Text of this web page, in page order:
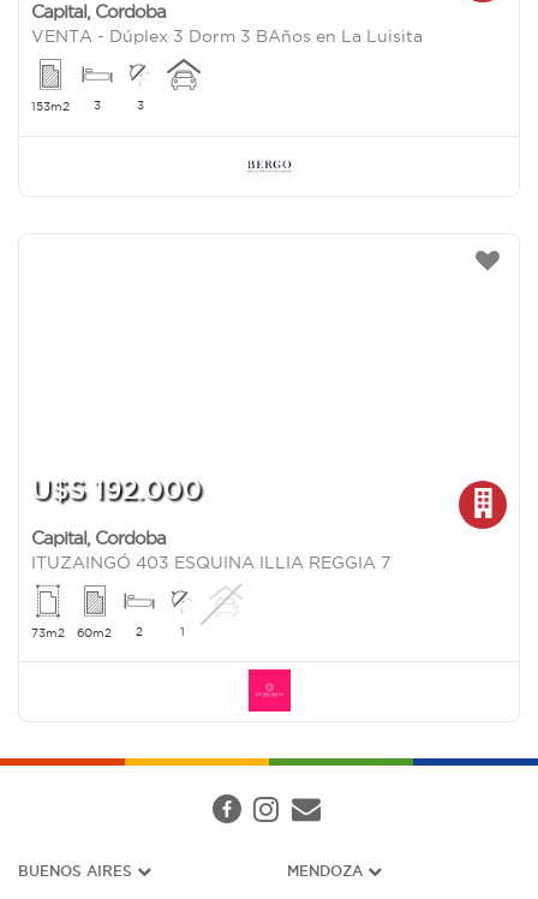
Capital, Cordoba
VENTA - Dúplex 3 Dorm 3 BAños en La Luisita
153m2 3 3
U$S 192.000
Capital, Cordoba
ITUZAINGÓ 403 ESQUINA ILLIA REGGIA 7
73m2 60m2 2 1
BUENOS AIRES MENDOZA